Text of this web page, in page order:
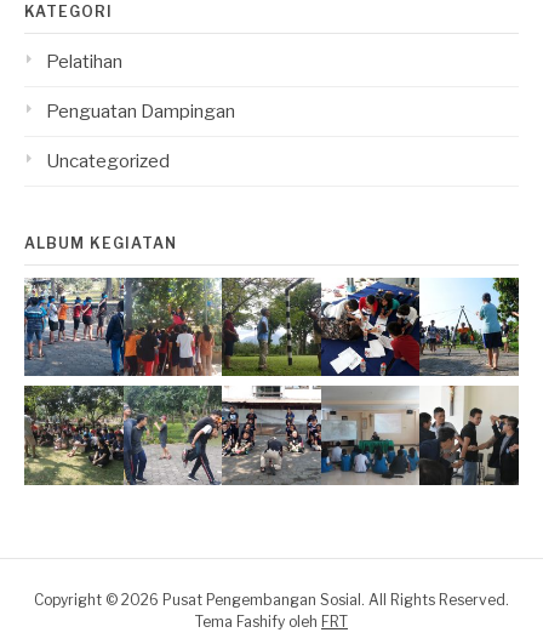
KATEGORI
Pelatihan
Penguatan Dampingan
Uncategorized
ALBUM KEGIATAN
Copyright © 2026 Pusat Pengembangan Sosial. All Rights Reserved.
Tema Fashify oleh FRT